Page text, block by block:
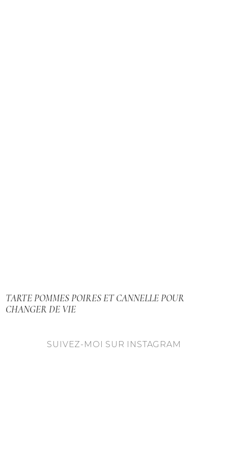
TARTE POMMES POIRES ET CANNELLE POUR
CHANGER DE VIE
SUIVEZ-MOI SUR INSTAGRAM